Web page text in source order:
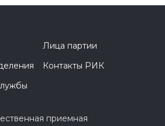
Лица партии
Контакты РИК
приемная